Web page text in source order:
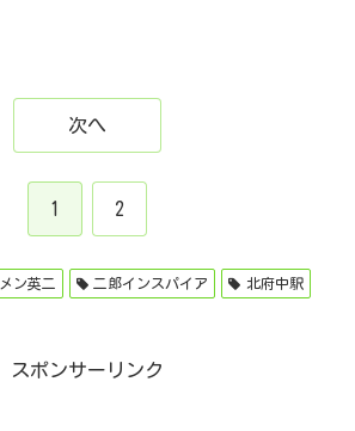
次へ
1 2
ン英二 二郎インスパイア 北府中駅
スポンサーリンク